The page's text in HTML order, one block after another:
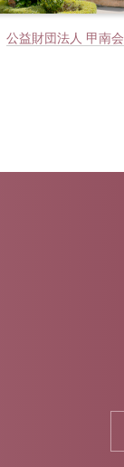
公益財団法人 甲南会